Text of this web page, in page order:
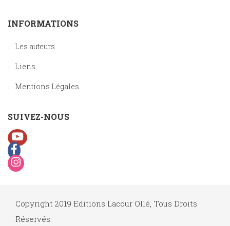
INFORMATIONS
Les auteurs
Liens
Mentions Légales
SUIVEZ-NOUS
Copyright 2019 Editions Lacour Ollé, Tous Droits
Réservés.